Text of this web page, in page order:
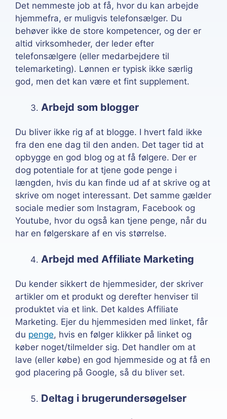
Det nemmeste job at få, hvor du kan arbejde
hjemmefra, er muligvis telefonsælger. Du
behøver ikke de store kompetencer, og der er
altid virksomheder, der leder efter
telefonsælgere (eller medarbejdere til
telemarketing). Lønnen er typisk ikke særlig
god, men det kan være et fint supplement.
Arbejd som blogger
Du bliver ikke rig af at blogge. I hvert fald ikke
fra den ene dag til den anden. Det tager tid at
opbygge en god blog og at få følgere. Der er
dog potentiale for at tjene gode penge i
længden, hvis du kan finde ud af at skrive og at
skrive om noget interessant. Det samme gælder
sociale medier som Instagram, Facebook og
Youtube, hvor du også kan tjene penge, når du
har en følgerskare af en vis størrelse.
Arbejd med Affiliate Marketing
Du kender sikkert de hjemmesider, der skriver
artikler om et produkt og derefter henviser til
produktet via et link. Det kaldes Affiliate
Marketing. Ejer du hjemmesiden med linket, får
du penge, hvis en følger klikker på linket og
køber noget/tilmelder sig. Det handler om at
lave (eller købe) en god hjemmeside og at få en
god placering på Google, så du bliver set.
Deltag i brugerundersøgelser